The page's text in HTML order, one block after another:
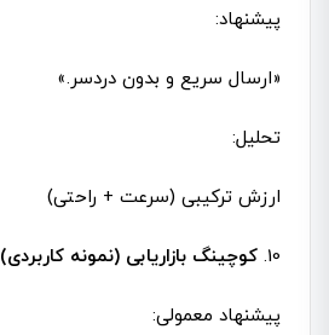
پیشنهاد:
«ارسال سریع و بدون دردسر.»
تحلیل:
ارزش ترکیبی (سرعت + راحتی)
10. کوچینگ بازاریابی (نمونه کاربردی)
پیشنهاد معمولی: